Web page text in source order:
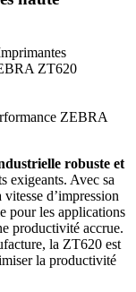
ZT620
ZEBRA
robuste et
exigeants. Avec sa
d’impression
pour les applications
productivité accrue.
la ZT620 est
la productivité